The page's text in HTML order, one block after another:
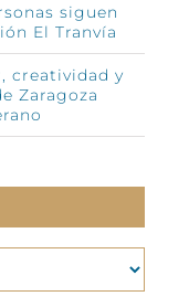
siguen
El Tranvía
creatividad y
Zaragoza